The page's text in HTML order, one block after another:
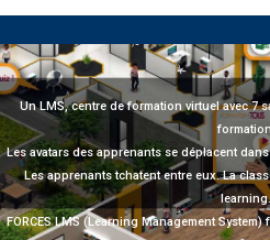
Un LMS, centre de formation virtuel avec 7
Les avatars des apprenants se déplacent
Les apprenants tchatent entre eux. La
learning.
FORCES LMS (Learning Management